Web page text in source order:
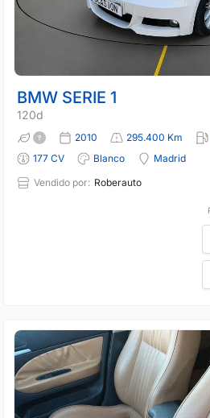
BMW SERIE 1
120d
2010 295.400 Km
177 CV
Blanco
Madrid
Vendido por: Roberauto